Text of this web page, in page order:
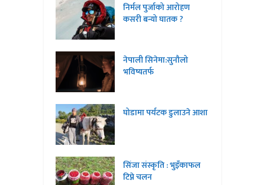
निर्मल पुर्जाको आरोहण
कसरी बन्यो घातक ?
नेपाली सिनेमा:सुनौलो
भविष्यतर्फ
घोडामा पर्यटक डुलाउने आशा
सिंजा संस्कृति : भुइँकाफल
टिप्ने चलन